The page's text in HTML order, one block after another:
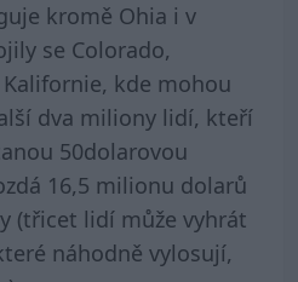
kromě Ohia i v
se Colorado,
kde mohou
dva miliony lidí, kteří
50dolarovou
16,5 milionu dolarů
(třicet lidí může vyhrát
náhodně vylosují,